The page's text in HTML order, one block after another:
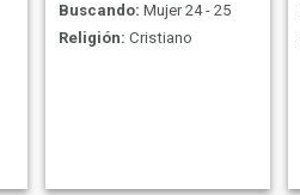
Buscando: Mujer 24 - 25
Religión: Cristiano